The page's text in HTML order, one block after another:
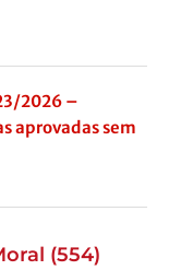
2026 –
aprovadas sem
(554)